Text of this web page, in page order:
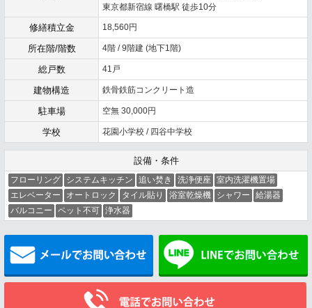
東京都新宿線 曙橋駅 徒歩10分
修繕積立金 18,560円
所在階/階数 4階 / 9階建 (地下1階)
総戸数 41戸
建物構造 鉄骨鉄筋コンクリート造
駐車場 空無 30,000円
学校 花園小学校 / 四谷中学校
設備・条件
フローリング システムキッチン 追い焚き 洗浄便座 室内洗濯機置場
エレベーター
オートロック タイル貼り 浴室乾燥機 シャワー
給湯器
バルコニー
ペット不可 浄水器
メールでお問い合わせ